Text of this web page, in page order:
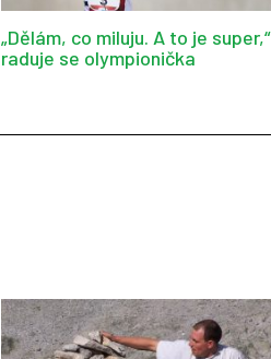
„Dělám, co miluju. A to je super,“
raduje se olympionička